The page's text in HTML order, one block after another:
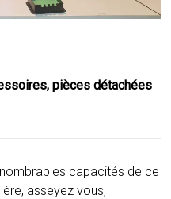
pièces détachées
capacités de ce
asseyez vous,